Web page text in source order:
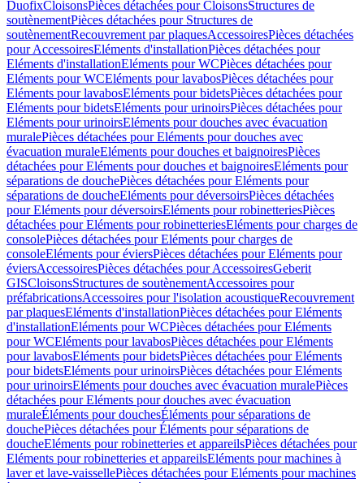
DuofixCloisonsPièces détachées pour CloisonsStructures de
soutènementPièces détachées pour Structures de
soutènementRecouvrement par plaquesAccessoiresPièces détachées
pour AccessoiresEléments d'installationPièces détachées pour
Eléments d'installationEléments pour WCPièces détachées pour
Eléments pour WCEléments pour lavabosPièces détachées pour
Eléments pour lavabosEléments pour bidetsPièces détachées pour
Eléments pour bidetsEléments pour urinoirsPièces détachées pour
Eléments pour urinoirsEléments pour douches avec évacuation
muralePièces détachées pour Eléments pour douches avec
évacuation muraleEléments pour douches et baignoiresPièces
détachées pour Eléments pour douches et baignoiresEléments pour
séparations de douchePièces détachées pour Eléments pour
séparations de doucheEléments pour déversoirsPièces détachées
pour Eléments pour déversoirsEléments pour robinetteriesPièces
détachées pour Eléments pour robinetteriesEléments pour charges de
consolePièces détachées pour Eléments pour charges de
consoleEléments pour éviersPièces détachées pour Eléments pour
éviersAccessoiresPièces détachées pour AccessoiresGeberit
GISCloisonsStructures de soutènementAccessoires pour
préfabricationsAccessoires pour l'isolation acoustiqueRecouvrement
par plaquesEléments d'installationPièces détachées pour Eléments
d'installationEléments pour WCPièces détachées pour Eléments
pour WCEléments pour lavabosPièces détachées pour Eléments
pour lavabosEléments pour bidetsPièces détachées pour Eléments
pour bidetsEléments pour urinoirsPièces détachées pour Eléments
pour urinoirsEléments pour douches avec évacuation muralePièces
détachées pour Eléments pour douches avec évacuation
muraleÉléments pour douchesÉléments pour séparations de
douchePièces détachées pour Éléments pour séparations de
doucheEléments pour robinetteries et appareilsPièces détachées pour
Eléments pour robinetteries et appareilsEléments pour machines à
laver et lave-vaissellePièces détachées pour Eléments pour machines